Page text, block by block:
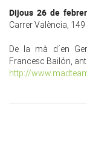
Dijous 26 de febrer
Carrer València, 149
De la mà d´en
Francesc Bailón,
http://